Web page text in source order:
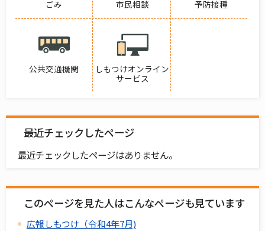
ごみ 市民相談 予防接種
公共交通機関
しもつけオンライン
サービス
最近チェックしたページ
最近チェックしたページはありません。
このページを見た人はこんなページも見ています
広報しもつけ（令和4年7月)